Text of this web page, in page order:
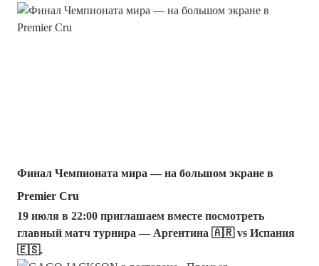
Финал Чемпионата мира — на большом экране в
Premier Cru
19 июля в 22:00 приглашаем вместе посмотреть
главный матч турнира — Аргентина 🇦🇷 vs Испания
🇪🇸.